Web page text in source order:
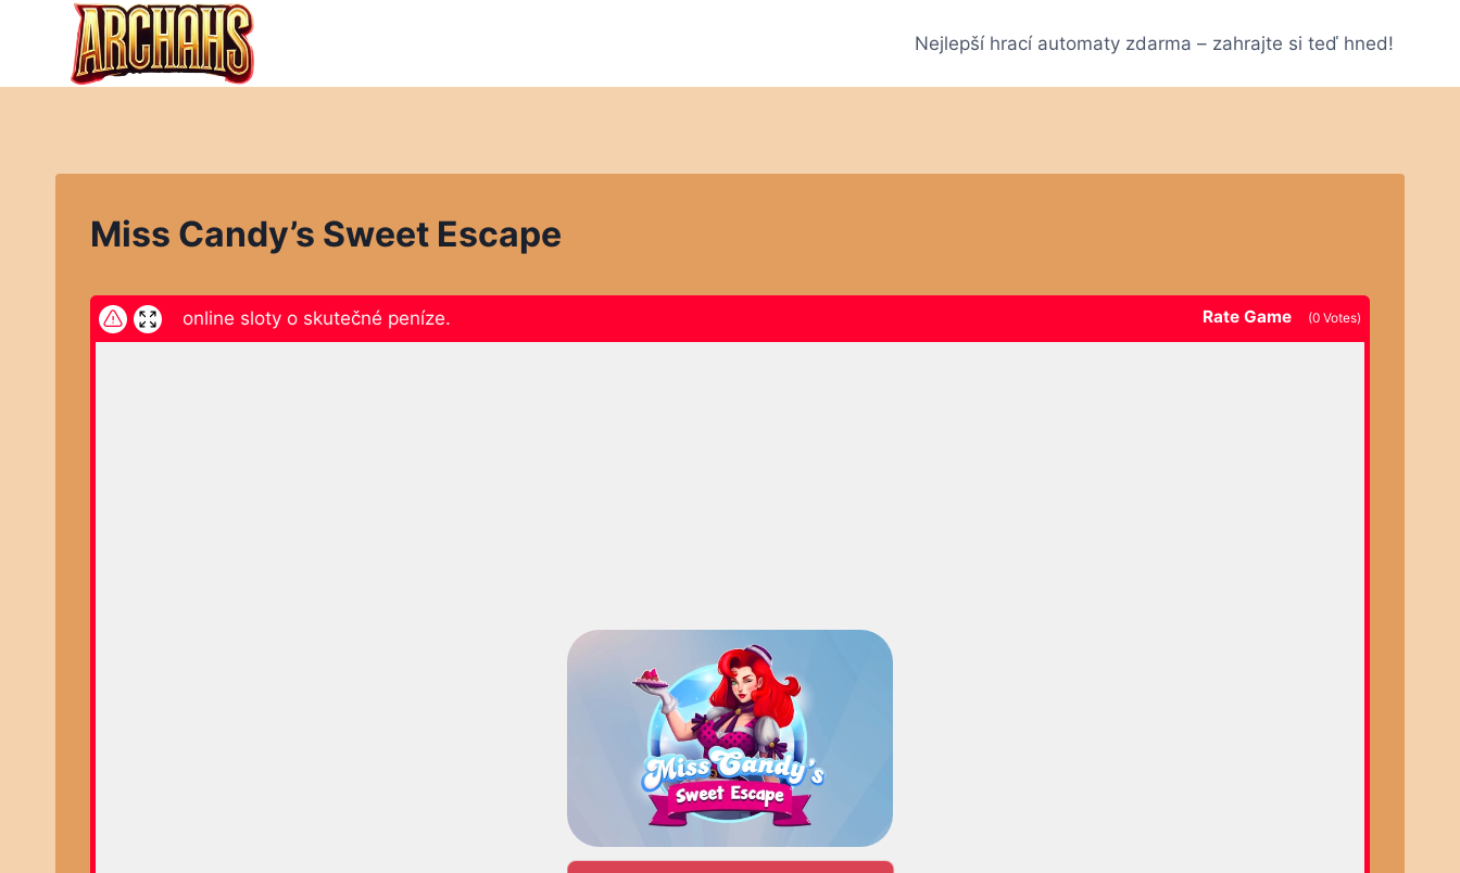
Přeskočit
Nejlepší hrací automaty zdarma – zahrajte si teď hned!
Miss Candy’s Sweet Escape
zde a hrajte online sloty o skutečné peníze. Rate Game (0 Votes)